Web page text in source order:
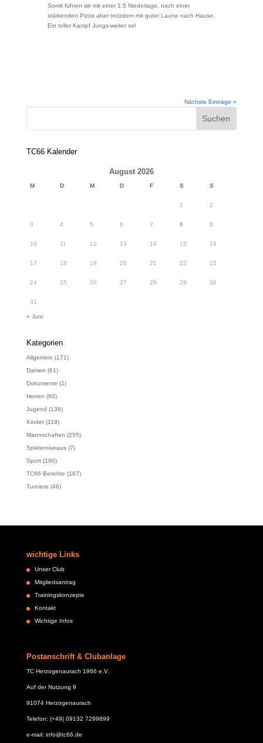
Somit fuhren wir mit einer 1:5 Niederlage, nach einer
stärkenden Pizza aber trotzdem mit guter Laune nach Hause.
Ein toller Kampf Jungs-weiter so!
Nächste Einträge »
TC66 Kalender
August 2026
M D M D F S S
1 2
3 4 5 6 7 8 9
10 11 12 13 14 15 16
17 18 19 20 21 22 23
24 25 26 27 28 29 30
31
« Juni
Kategorien
Allgemein (171)
Damen (61)
Dokumente (1)
Herren (60)
Jugend (136)
Kinder(119)
Mannschaften (255)
Spielerniveaus(7)
Sport(160)
TC66 Berichte (167)
Turniere (46)
wichtige Links
Unser Club
Mitgliedsantrag
Trainingskonzepte
Kontakt
Wichtige Infos
Postanschrift & Clubanlage
TC Herzogenaurach 1966 e.V.
Auf der Nutzung 9
91074 Herzogenaurach
Telefon: (+49) 09132 7299899
e-mail: info@tc66.de